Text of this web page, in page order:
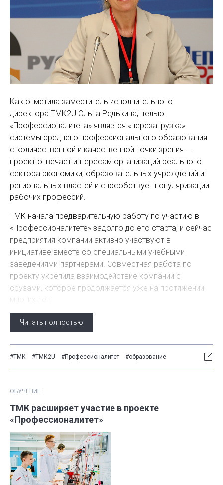
Как отметила заместитель исполнительного
директора ТМК2U Ольга Родькина, целью
«Профессионалитета» является «перезагрузка»
системы среднего профессионального образования
с количественной и качественной точки зрения —
проект отвечает интересам организаций реального
сектора экономики, образовательных учреждений и
региональных властей и способствует популяризации
рабочих профессий.
ТМК начала предварительную работу по участию в
«Профессионалитете» задолго до его старта, и сейчас
предприятия компании активно участвуют в
инициативе вместе со специальными учебными
заведениями-партнерами. Совместная работа по
проекту укрепила взаимодействие компании с
ссузами, которое продолжается уже на протяжении
Читать полностью
#ТМК #ТМК2U #Профессионалитет #образование
ОБУЧЕНИЕ
ТМК расширяет участие в проекте
«Профессионалитет»